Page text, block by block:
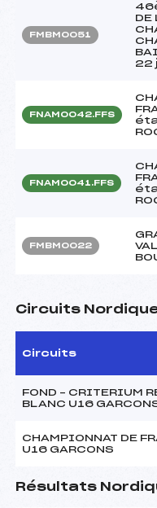
FMBM0051
DE
22
FNAM0042.FFS
FNAM0041.FFS
FMBM0022
Circuits
Circuits
FOND – CRITERIUM
BLANC U16
CHAMPIONNAT DE
U16 GARCONS
Résultats